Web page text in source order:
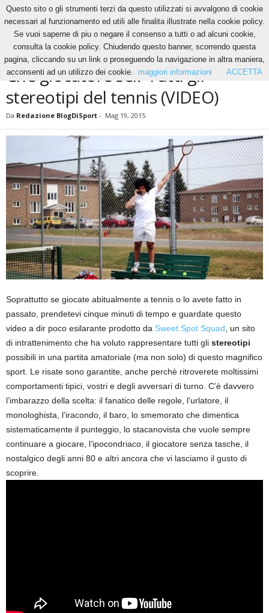
News Che giocatore sei? Tutti gli stereotipi del tennis (VIDEO)
NEWS TENNIS
Che giocatore sei? Tutti gli
stereotipi del tennis (VIDEO)
Da Redazione BlogDiSport - Mag 19, 2015
Soprattutto se giocate abitualmente a tennis o lo avete fatto in
passato, prendetevi cinque minuti di tempo e guardate questo
video a dir poco esilarante prodotto da Sweet Spot Squad , un sito
di intrattenimento che ha voluto rappresentare tutti gli stereotipi
possibili in una partita amatoriale (ma non solo) di questo magnifico
sport. Le risate sono garantite, anche perchè ritroverete moltissimi
comportamenti tipici, vostri e degli avversari di turno. C’è davvero
l’imbarazzo della scelta: il fanatico delle regole, l’urlatore, il
monologhista, l’iracondo, il baro, lo smemorato che dimentica
sistematicamente il punteggio, lo stacanovista che vuole sempre
continuare a giocare, l’ipocondriaco, il giocatore senza tasche, il
nostalgico degli anni 80 e altri ancora che vi lasciamo il gusto di
scoprire.
Questo sito o gli strumenti terzi da questo utilizzati si avvalgono di cookie
necessari al funzionamento ed utili alle finalita illustrate nella cookie policy.
Se vuoi saperne di piu o negare il consenso a tutti o ad alcuni cookie,
consulta la cookie policy. Chiudendo questo banner, scorrendo questa
pagina, cliccando su un link o proseguendo la navigazione in altra maniera,
acconsenti ad un utilizzo dei cookie.
maggiori informazioni ACCETTA